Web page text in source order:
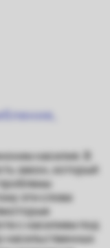
насилия. В
закон, который
эти слова
с насилием под
насильственных